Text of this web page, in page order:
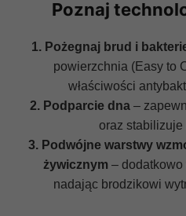
Poznaj
1. Pożegnaj brud i
powierzchnia (Easy to
właściwości
2. Podparcie dna –
oraz stabilizuje
3. Podwójne warstwy
żywicznym –
nadając brodzikowi